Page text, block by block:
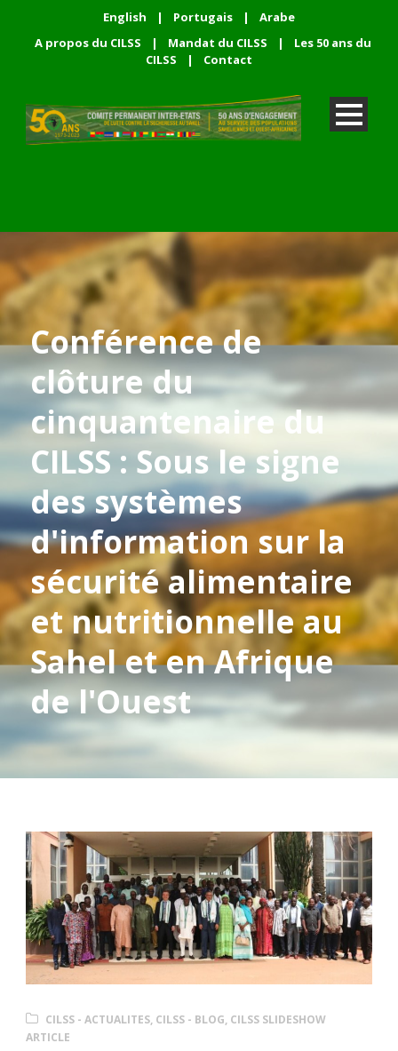
English | Portugais |
Arabe
A propos du CILSS
| Mandat du CILSS |
Les 50 ans du
CILSS
| Contact
Conférence de
clôture du
cinquantenaire du
CILSS : Sous le signe
des systèmes
d'information sur la
sécurité alimentaire
et nutritionnelle au
Sahel et en Afrique
de l'Ouest
CILSS - ACTUALITES, CILSS - BLOG, CILSS SLIDESHOW
ARTICLE